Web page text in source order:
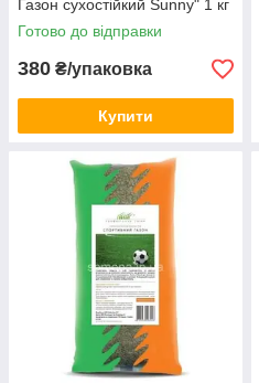
Газон сухостійкий Sunny" 1 кг
Готово до відправки
380 ₴/упаковка
Купити